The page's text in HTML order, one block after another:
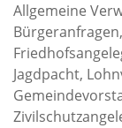
Allgemeine
Jagdpacht,